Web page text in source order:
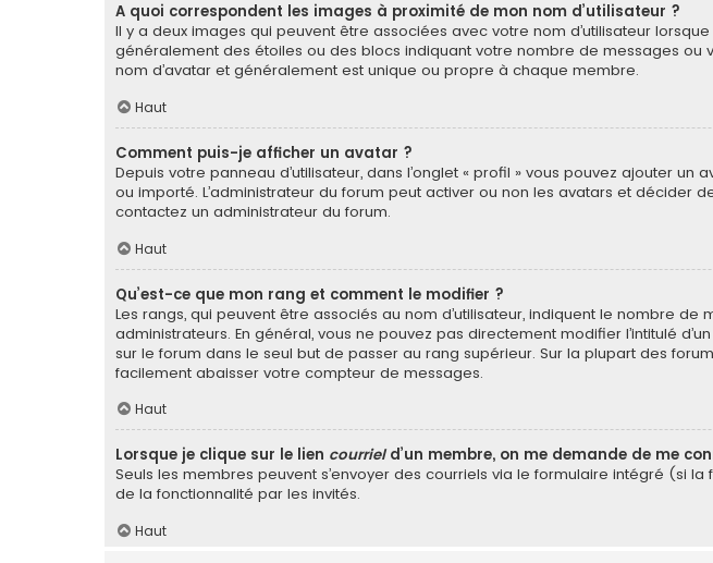
A quoi correspondent les images à proximité de mon nom d’utilisateur ?
Il y a deux images qui peuvent être associées avec votre nom d’utilisateur
généralement des étoiles ou des blocs indiquant votre nombre de messages ou
nom d’avatar et généralement est unique ou propre à chaque membre.
Haut
Comment puis-je afficher un avatar ?
Depuis votre panneau d’utilisateur, dans l’onglet « profil » vous pouvez ajouter
ou importé. L’administrateur du forum peut activer ou non les avatars et décider
contactez un administrateur du forum.
Haut
Qu’est-ce que mon rang et comment le modifier ?
Les rangs, qui peuvent être associés au nom d’utilisateur, indiquent le nombre
administrateurs. En général, vous ne pouvez pas directement modifier l’intitulé
sur le forum dans le seul but de passer au rang supérieur. Sur la plupart des
facilement abaisser votre compteur de messages.
Haut
Lorsque je clique sur le lien courrield’un membre, on me demande de me
Seuls les membres peuvent s’envoyer des courriels via le formulaire intégré (si
de la fonctionnalité par les invités.
Haut